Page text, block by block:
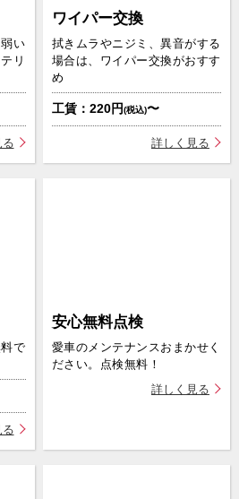
い
リ
ワイパー交換
拭きムラやニジミ、異音がする
場合は、ワイパー交換がおすす
め
工賃：220円(税込)〜
詳しく見る
で
安心無料点検
愛車のメンテナンスおまかせく
ださい。点検無料！
詳しく見る
・交換
予約に進む
約する店舗を探す
して予約に進む